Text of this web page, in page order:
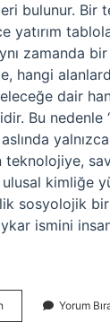
bulunur. Bir
yatırım
zamanda
hangi
dair
Bu nedenle
kimliğe
sosyolojik
ismini
değeri
Yorum